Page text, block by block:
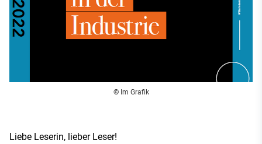
© Im Grafik
Liebe Leserin, lieber Leser!